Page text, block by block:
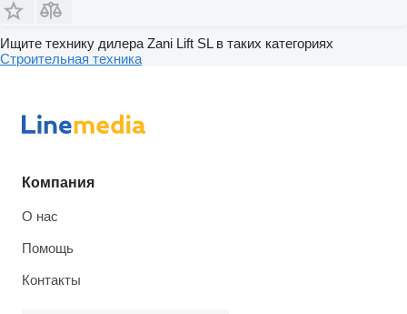
Ищите технику дилера Zani Lift SL в таких категориях
Строительная техника
Компания
О нас
Помощь
Контакты